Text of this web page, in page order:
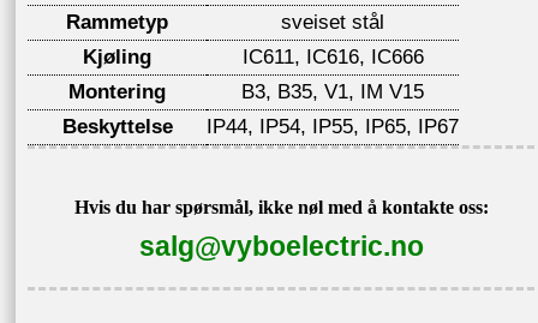
Rammetyp
sveiset stål
Kjøling
IC611, IC616, IC666
Montering
B3, B35, V1, IM V15
Beskyttelse
IP44, IP54, IP55, IP65, IP67
Hvis du har spørsmål, ikke nøl med å kontakte oss:
salg@vyboelectric.no